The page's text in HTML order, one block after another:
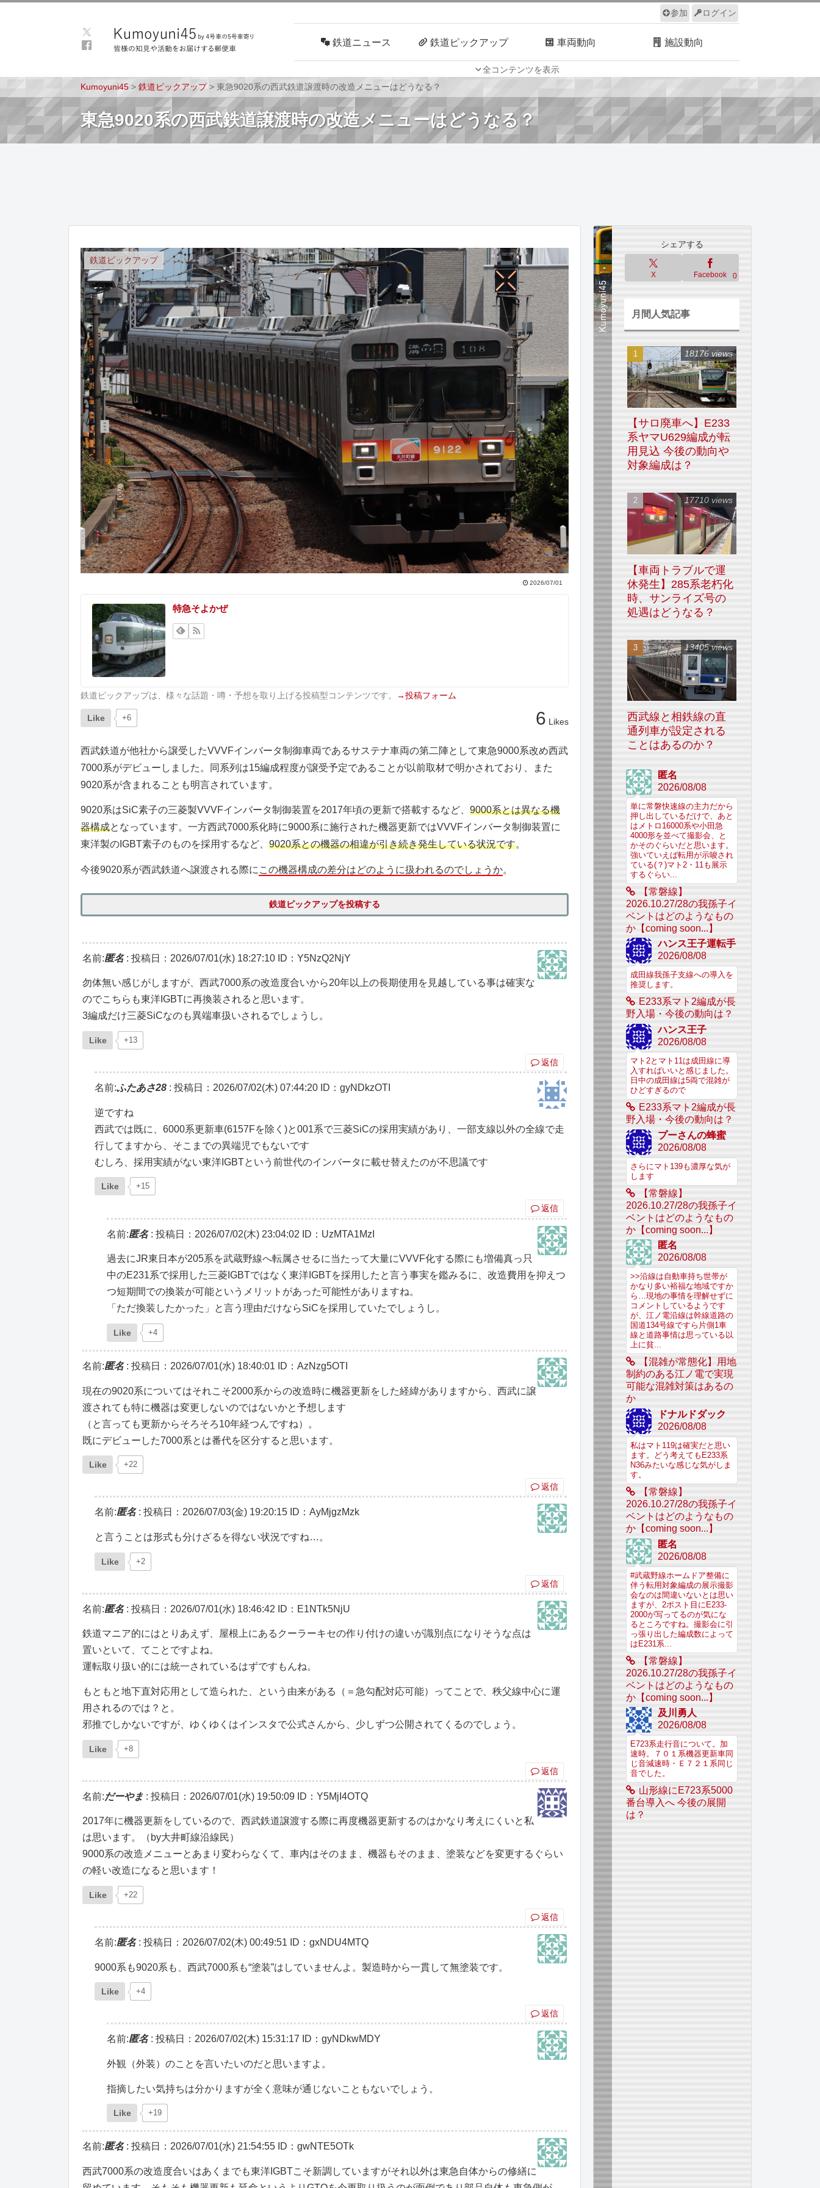
ログイン
参加
全コンテンツを表示
鉄道ニュース 鉄道ピックアップ 車両動向 施設動向
車両技術 路線探訪 ルール サイトについて
Kumoyuni45 > 鉄道ピックアップ> 東急9020系の西武鉄道譲渡時の改造メニューはどうなる？
東急9020系の西武鉄道譲渡時の改造メニューはどうなる？
鉄道ピックアップ
2026/07/01
特急そよかぜ
鉄道ピックアップは、様々な話題・噂・予想を取り上げる投稿型コンテンツです。 →投稿フォーム
Like +6 6 Likes
西武鉄道が他社から譲受したVVVFインバータ制御車両であるサステナ車両の第二陣として東急9000系改め西武
7000系がデビューしました。同系列は15編成程度が譲受予定であることが以前取材で明かされており、また
9020系が含まれることも明言されています。
9020系はSiC素子の三菱製VVVFインバータ制御装置を2017年頃の更新で搭載するなど、 9000系とは異なる機
器構成となっています。一方西武7000系化時に9000系に施行された機器更新ではVVVFインバータ制御装置に
東洋製のIGBT素子のものを採用するなど、 9020系との機器の相違が引き続き発生している状況です。
今後9020系が西武鉄道へ譲渡される際に この機器構成の差分はどのように扱われるのでしょうか。
鉄道ピックアップを投稿する
名前:匿名: 投稿日：2026/07/01(水) 18:27:10 ID：Y5NzQ2NjY
勿体無い感じがしますが、西武7000系の改造度合いから20年以上の長期使用を見越している事は確実な
のでこちらも東洋IGBTに再換装されると思います。
3編成だけ三菱SiCなのも異端車扱いされるでしょうし。
Like +13
返信
名前:ふたあさ28 : 投稿日：2026/07/02(木) 07:44:20 ID：gyNDkzOTI
逆ですね
西武では既に、6000系更新車(6157Fを除く)と001系で三菱SiCの採用実績があり、一部支線以外の全線で走
行してますから、そこまでの異端児でもないです
むしろ、採用実績がない東洋IGBTという前世代のインバータに載せ替えたのが不思議です
Like +15
返信
名前:匿名: 投稿日：2026/07/02(木) 23:04:02 ID：UzMTA1MzI
過去にJR東日本が205系を武蔵野線へ転属させるに当たって大量にVVVF化する際にも増備真っ只
中のE231系で採用した三菱IGBTではなく東洋IGBTを採用したと言う事実を鑑みるに、改造費用を抑えつ
つ短期間での換装が可能というメリットがあった可能性がありますね。
「ただ換装したかった」と言う理由だけならSiCを採用していたでしょうし。
Like +4
名前:匿名: 投稿日：2026/07/01(水) 18:40:01 ID：AzNzg5OTI
現在の9020系についてはそれこそ2000系からの改造時に機器更新をした経緯がありますから、西武に譲
渡されても特に機器は変更しないのではないかと予想します
（と言っても更新からそろそろ10年経つんですね）。
既にデビューした7000系とは番代を区分すると思います。
Like +22
返信
名前:匿名: 投稿日：2026/07/03(金) 19:20:15 ID：AyMjgzMzk
と言うことは形式も分けざるを得ない状況ですね…。
Like +2
返信
名前:匿名: 投稿日：2026/07/01(水) 18:46:42 ID：E1NTk5NjU
鉄道マニア的にはとりあえず、屋根上にあるクーラーキセの作り付けの違いが識別点になりそうな点は
置いといて、てことですよね。
運転取り扱い的には統一されているはずですもんね。
もともと地下直対応用として造られた、という由来がある（＝急勾配対応可能）ってことで、秩父線中心に運
用されるのでは？と。
邪推でしかないですが、ゆくゆくはインスタで公式さんから、少しずつ公開されてくるのでしょう。
Like +8
返信
名前:だーやま : 投稿日：2026/07/01(水) 19:50:09 ID：Y5MjI4OTQ
2017年に機器更新をしているので、西武鉄道譲渡する際に再度機器更新するのはかなり考えにくいと私
は思います。（by大井町線沿線民）
9000系の改造メニューとあまり変わらなくて、車内はそのまま、機器もそのまま、塗装などを変更するぐらい
の軽い改造になると思います！
Like +22
返信
名前:匿名: 投稿日：2026/07/02(木) 00:49:51 ID：gxNDU4MTQ
9000系も9020系も、西武7000系も“塗装”はしていませんよ。製造時から一貫して無塗装です。
Like +4
返信
名前:匿名: 投稿日：2026/07/02(木) 15:31:17 ID：gyNDkwMDY
外観（外装）のことを言いたいのだと思いますよ。
指摘したい気持ちは分かりますが全く意味が通じないこともないでしょう。
Like +19
名前:匿名: 投稿日：2026/07/01(水) 21:54:55 ID：gwNTE5OTk
西武7000系の改造度合いはあくまでも東洋IGBTこそ新調していますがそれ以外は東急自体からの修繕に
シェアする
X Facebook 0
月間人気記事
【サロ廃車へ】E233
系ヤマU629編成が転
用見込 今後の動向や
対象編成は？
18176 views
【車両トラブルで運
休発生】285系老朽化
時、サンライズ号の
処遇はどうなる？
17710 views
西武線と相鉄線の直
通列車が設定される
ことはあるのか？
13405 views
匿名
2026/08/08
単に常磐快速線の主力だから
押し出しているだけで、あと
はメトロ16000系や小田急
4000形を並べて撮影会、と
かそのぐらいだと思います。
強いていえば転用が示唆され
ている(？)マト2・11も展示
するぐらい...
【常磐線】
2026.10.27/28の我孫子イ
ベントはどのようなもの
か【coming soon...】
ハンス王子運転手
2026/08/08
成田線我孫子支線への導入を
推奨します。
E233系マト2編成が長
野入場・今後の動向は？
ハンス王子
2026/08/08
マト2とマト11は成田線に導
入すればいいと感じました。
日中の成田線は5両で混雑が
ひどすぎるので
E233系マト2編成が長
野入場・今後の動向は？
プーさんの蜂蜜
2026/08/08
さらにマト139も濃厚な気が
します
【常磐線】
2026.10.27/28の我孫子イ
ベントはどのようなもの
か【coming soon...】
匿名
2026/08/08
>>沿線は自動車持ち世帯が
かなり多い裕福な地域ですか
ら…現地の事情を理解せずに
コメントしているようです
が、江ノ電沿線は幹線道路の
国道134号線ですら片側1車
線と道路事情は思っている以
上に貧...
【混雑が常態化】用地
制約のある江ノ電で実現
可能な混雑対策はあるの
か
ドナルドダック
2026/08/08
私はマト119は確実だと思い
ます。どう考えてもE233系
N36みたいな感じな気がしま
す。
【常磐線】
2026.10.27/28の我孫子イ
ベントはどのようなもの
か【coming soon...】
匿名
2026/08/08
#武蔵野線ホームドア整備に
伴う転用対象編成の展示撮影
会なのは間違いないとは思い
ますが、2ポスト目にE233-
2000が写ってるのが気にな
るところですね。撮影会に引
っ張り出した編成数によって
はE231系...
【常磐線】
2026.10.27/28の我孫子イ
ベントはどのようなもの
か【coming soon...】
及川勇人
2026/08/08
E723系走行音について。加
速時。７０１系機器更新車同
じ音減速時・Ｅ７２１系同じ
音でした。
山形線にE723系5000
番台導入へ 今後の展開
は？